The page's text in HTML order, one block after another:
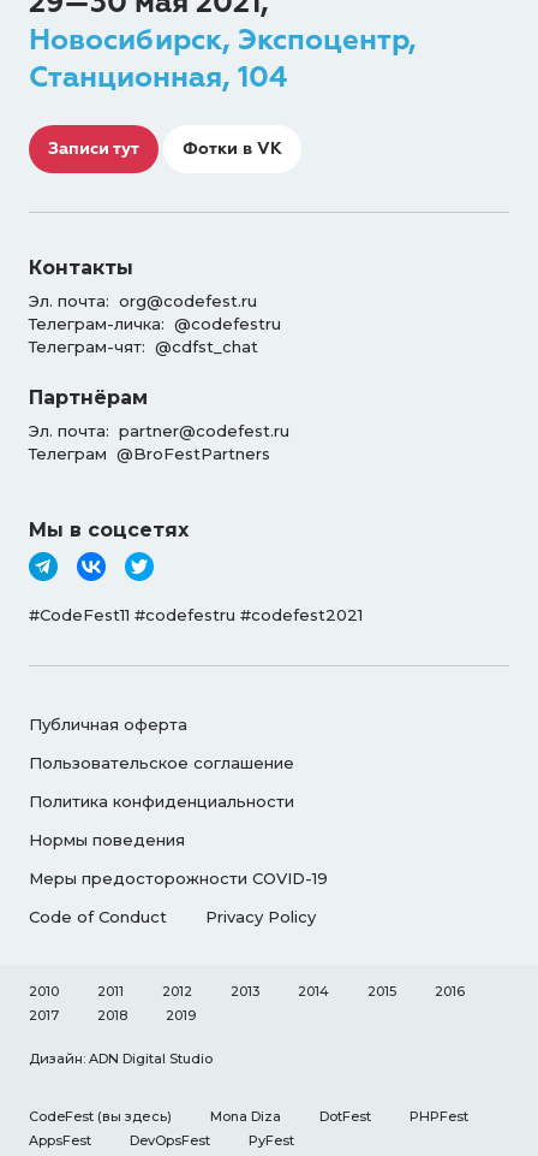
Новосибирск, Экспоцентр,
Станционная, 104
Записи тут Фотки в VK
Контакты
Эл. почта: org@codefest.ru
Телеграм-личка: @codefestru
Телеграм-чят: @cdfst_chat
Партнёрам
Эл. почта: partner@codefest.ru
Телеграм @BroFestPartners
Мы в соцсетях
#CodeFest11 #codefestru #codefest2021
Публичная оферта
Пользовательское соглашение
Политика конфиденциальности
Нормы поведения
Меры предосторожности COVID-19
Code of Conduct
Privacy Policy
2010 2011 2012 2013 2014 2015
2016
2017
2018 2019
Дизайн: ADN Digital Studio
CodeFest (вы здесь) Mona Diza DotFest
PHPFest
AppsFest
DevOpsFest PyFest